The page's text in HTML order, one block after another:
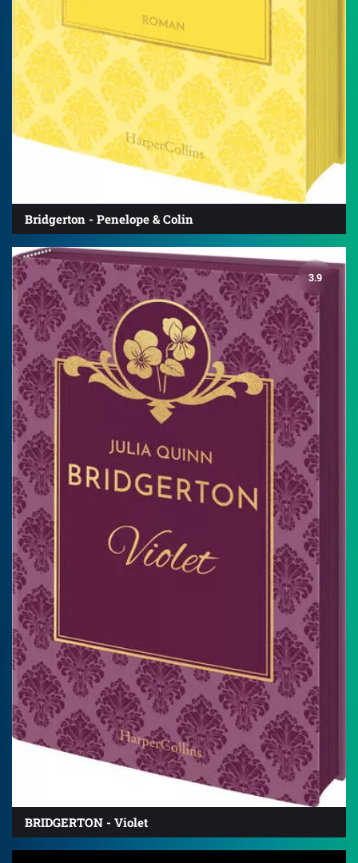
Bridgerton - Penelope & Colin
3.9
BRIDGERTON - Violet